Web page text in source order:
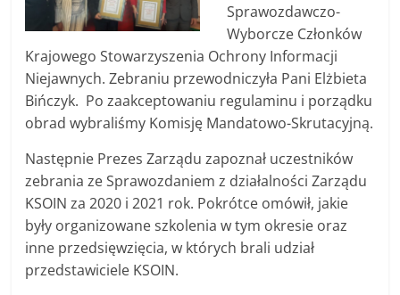
Sprawozdawczo-
Wyborcze Członków
Krajowego Stowarzyszenia Ochrony Informacji
Niejawnych. Zebraniu przewodniczyła Pani Elżbieta
Bińczyk. Po zaakceptowaniu regulaminu i porządku
obrad wybraliśmy Komisję Mandatowo-Skrutacyjną.
Następnie Prezes Zarządu zapoznał uczestników
zebrania ze Sprawozdaniem z działalności Zarządu
KSOIN za 2020 i 2021 rok. Pokrótce omówił, jakie
były organizowane szkolenia w tym okresie oraz
inne przedsięwzięcia, w których brali udział
przedstawiciele KSOIN.